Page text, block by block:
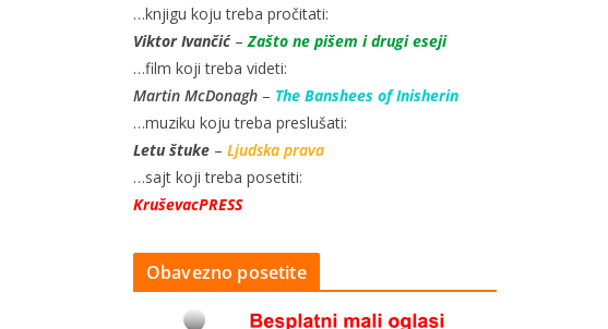
…knjigu koju treba pročitati:
Viktor Ivančić– Zašto ne pišem i drugi eseji
…film koji treba videti:
Martin McDonagh – The Banshees of Inisherin
…muziku koju treba preslušati:
Letu štuke – Ljudska prava
…sajt koji treba posetiti:
KruševacPRESS
Obavezno posetite